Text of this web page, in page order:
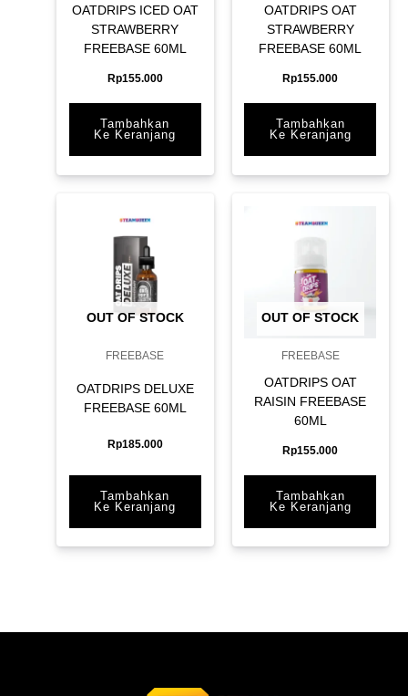
OATDRIPS ICED OAT
STRAWBERRY
FREEBASE 60ML
Rp155.000
Tambahkan
Ke Keranjang
OATDRIPS OAT
STRAWBERRY
FREEBASE 60ML
Rp155.000
Tambahkan
Ke Keranjang
OUT OF STOCK
FREEBASE
OATDRIPS DELUXE
FREEBASE 60ML
Rp185.000
Tambahkan
Ke Keranjang
OUT OF STOCK
FREEBASE
OATDRIPS OAT
RAISIN FREEBASE
60ML
Rp155.000
Tambahkan
Ke Keranjang